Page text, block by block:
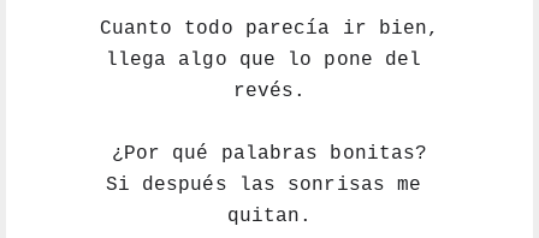
Cuanto todo parecía ir bien,
llega algo que lo pone del
revés.
¿Por qué palabras bonitas?
Si después las sonrisas me
quitan.